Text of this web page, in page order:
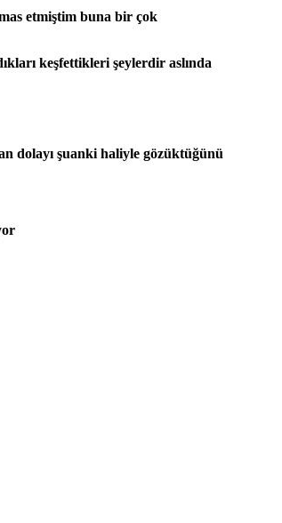
etmiştim buna bir çok
keşfettikleri şeylerdir aslında
dolayı şuanki haliyle gözüktüğünü